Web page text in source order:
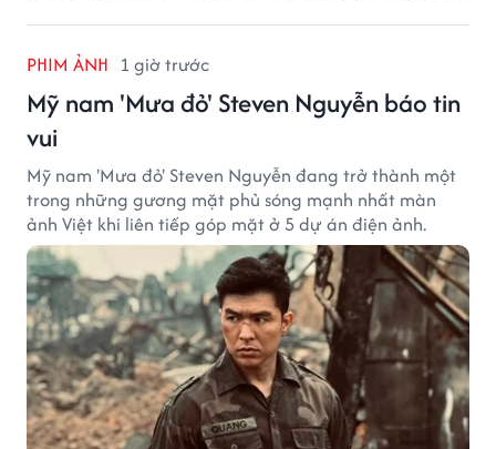
PHIM ẢNH 1 giờ trước
Mỹ nam 'Mưa đỏ' Steven Nguyễn báo tin
vui
Mỹ nam 'Mưa đỏ' Steven Nguyễn đang trở thành một
trong những gương mặt phủ sóng mạnh nhất màn
ảnh Việt khi liên tiếp góp mặt ở 5 dự án điện ảnh.